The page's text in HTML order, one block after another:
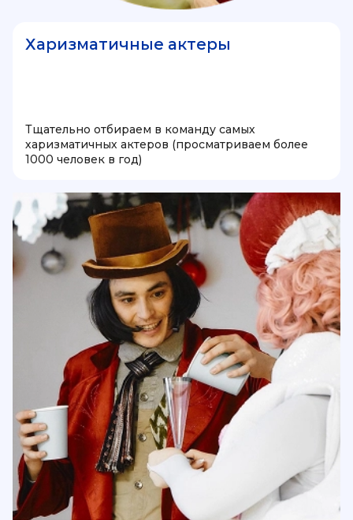
Харизматичные актеры
Тщательно отбираем в команду самых
харизматичных актеров (просматриваем более
1000 человек в год)